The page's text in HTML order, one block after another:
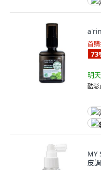
首
73
明
酷澎
MY
皮